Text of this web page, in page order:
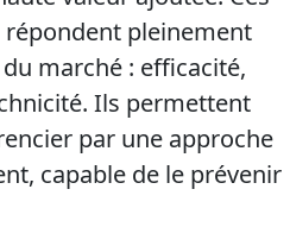
pleinement
marché : efficacité,
Ils permettent
par une approche
capable de le prévenir